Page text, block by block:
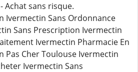
Achat sans risque.
Ivermectin Sans Ordonnance
Sans Prescription Ivermectin
Ivermectin Pharmacie En
Pas Cher Toulouse Ivermectin
Ivermectin Sans